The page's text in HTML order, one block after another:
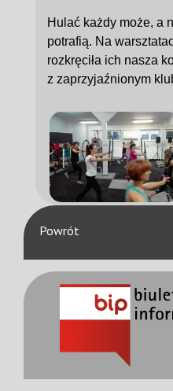
Hulać każdy może, a
potrafią. Na
rozkręciła ich nasza
z zaprzyjaźnionym
Powrót